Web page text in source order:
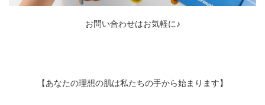
お問い合わせはお気軽に♪
【あなたの理想の肌は私たちの手から始まります】